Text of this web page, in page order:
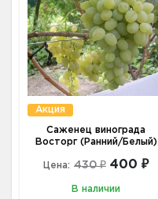
Акция
Саженец винограда
Восторг (Ранний/Белый)
Цена: 430 ₽ 400 ₽
В наличии